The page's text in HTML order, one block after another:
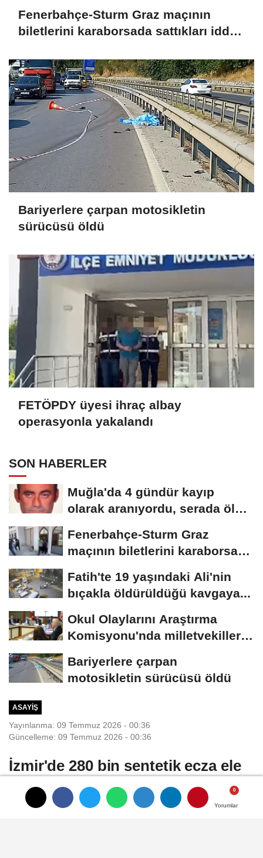
Yorumlar
Yorumlar
Fenerbahçe-Sturm Graz maçının
biletlerini karaborsada sattıkları iddia
Bariyerlere çarpan motosikletin
sürücüsü öldü
FETÖPDY üyesi ihraç albay
operasyonla yakalandı
SON HABERLER
Muğla'da 4 gündür kayıp
olarak aranıyordu, serada ölü
Fenerbahçe-Sturm Graz
maçının biletlerini karaborsada
Fatih'te 19 yaşındaki Ali'nin
bıçakla öldürüldüğü kavgaya...
Okul Olaylarını Araştırma
Komisyonu'nda milletvekilleri
Bariyerlere çarpan
motosikletin sürücüsü öldü
ASAYIŞ
Yayınlanma: 09 Temmuz 2026 - 00:36
Güncelleme: 09 Temmuz 2026 - 00:36
İzmir'de 280 bin sentetik ecza ele
geçirildi; 3 gözaltı
Yorumlar